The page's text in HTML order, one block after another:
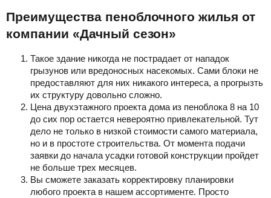
Преимущества пеноблочного жилья от
компании «Дачный сезон»
Такое здание никогда не пострадает от нападок
грызунов или вредоносных насекомых. Сами блоки не
предоставляют для них никакого интереса, а прогрызть
их структуру довольно сложно.
Цена двухэтажного проекта дома из пеноблока 8 на 10
до сих пор остается невероятно привлекательной. Тут
дело не только в низкой стоимости самого материала,
но и в простоте строительства. От момента подачи
заявки до начала усадки готовой конструкции пройдет
не больше трех месяцев.
Вы сможете заказать корректировку планировки
любого проекта в нашем ассортименте. Просто